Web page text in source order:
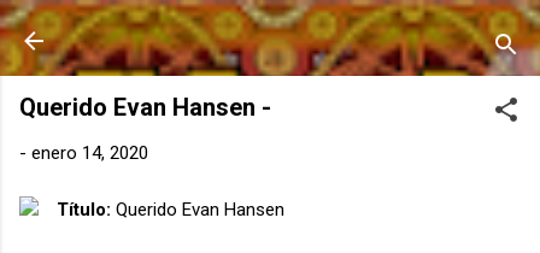
Ir al contenido principal
Querido Evan Hansen -
- enero 14, 2020
Título: Querido Evan Hansen